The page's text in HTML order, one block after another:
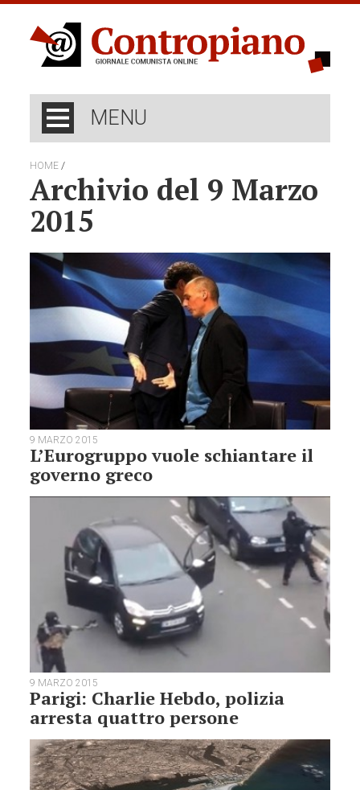
MENU
HOME /
Archivio del 9 Marzo
2015
9 MARZO 2015
L’Eurogruppo vuole schiantare il
governo greco
9 MARZO 2015
Parigi: Charlie Hebdo, polizia
arresta quattro persone